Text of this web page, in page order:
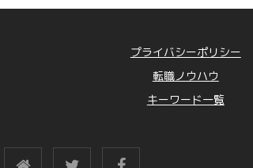
プライバシーポリシー
転職ノウハウ
キーワード一覧